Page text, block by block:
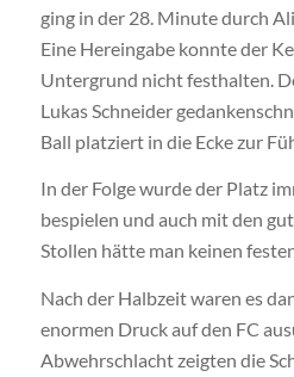
ging in der 28. Minute durch
Eine Hereingabe konnte der
Untergrund nicht festhalten.
Lukas Schneider
Ball platziert in die Ecke zur
In der Folge wurde der Platz
bespielen und auch mit den
Stollen hätte man keinen
Nach der Halbzeit waren es
enormen Druck auf den FC
Abwehrschlacht zeigten die